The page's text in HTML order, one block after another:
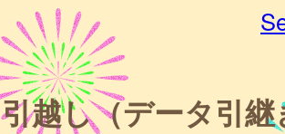
引越し（データ引継